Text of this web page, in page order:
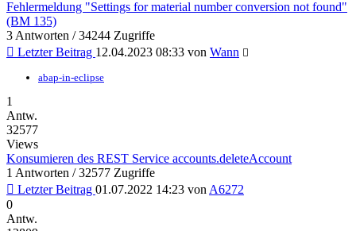
Fehlermeldung "Settings for material number conversion not found"
(BM 135)
3 Antworten / 34244 Zugriffe
Letzter Beitrag 12.04.2023 08:33 von Wann
abap-in-eclipse
1
Antw.
32577
Views
Konsumieren des REST Service accounts.deleteAccount
1 Antworten / 32577 Zugriffe
Letzter Beitrag 01.07.2022 14:23 von A6272
0
Antw.